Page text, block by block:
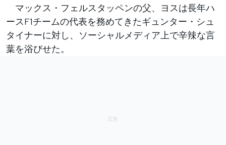
マックス・フェルスタッペンの父、ヨスは長年ハ
ースF1チームの代表を務めてきたギュンター・シュ
タイナーに対し、ソーシャルメディア上で辛辣な言
葉を浴びせた。